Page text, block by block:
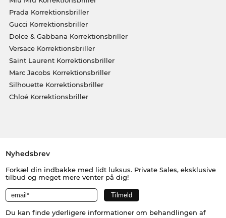
Prada Korrektionsbriller
Gucci Korrektionsbriller
Dolce & Gabbana Korrektionsbriller
Versace Korrektionsbriller
Saint Laurent Korrektionsbriller
Marc Jacobs Korrektionsbriller
Silhouette Korrektionsbriller
Chloé Korrektionsbriller
Nyhedsbrev
Forkæl din indbakke med lidt luksus. Private Sales, eksklusive
tilbud og meget mere venter på dig!
Du kan finde yderligere informationer om behandlingen af